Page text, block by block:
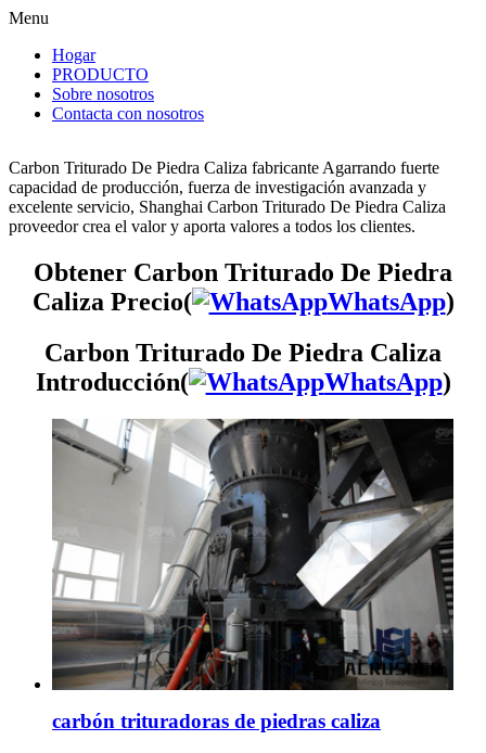
Menu
Hogar
PRODUCTO
Sobre nosotros
Contacta con nosotros
Carbon Triturado De Piedra Caliza fabricante Agarrando fuerte
capacidad de producción, fuerza de investigación avanzada y
excelente servicio, Shanghai Carbon Triturado De Piedra Caliza
proveedor crea el valor y aporta valores a todos los clientes.
Obtener Carbon Triturado De Piedra
Caliza Precio(
WhatsApp)
Carbon Triturado De Piedra Caliza
Introducción(
WhatsApp)
carbón trituradoras de piedras caliza